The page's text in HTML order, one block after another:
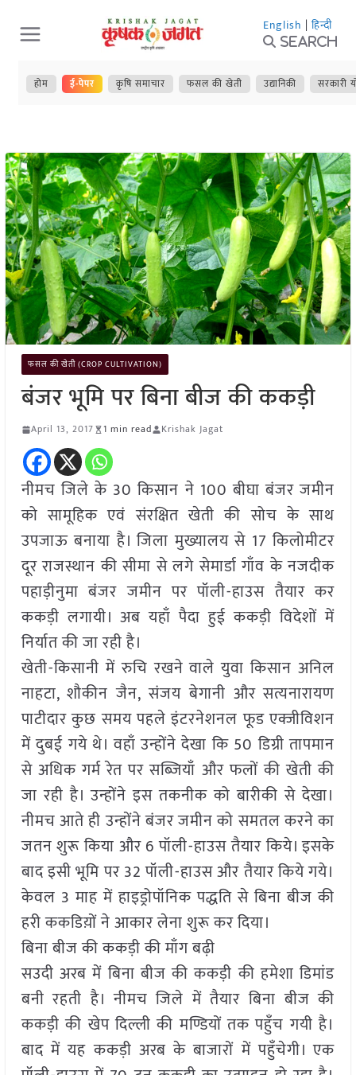
Skip
to
content
English | हिन्दी
Search
होम ई-पेपर कृषि समाचार फसल की खेती उद्यानिकी सरकारी
फसल की खेती (CROP CULTIVATION)
बंजर भूमि पर बिना बीज की ककड़ी
April 13, 2017 1 min read Krishak Jagat
नीमच जिले के 30 किसान ने 100 बीघा बंजर जमीन
को सामूहिक एवं संरक्षित खेती की सोच के साथ
उपजाऊ बनाया है। जिला मुख्यालय से 17 किलोमीटर
दूर राजस्थान की सीमा से लगे सेमार्डा गाँव के नजदीक
पहाड़ीनुमा बंजर जमीन पर पॉली-हाउस तैयार कर
ककड़ी लगायी। अब यहाँ पैदा हुई ककड़ी विदेशों में
निर्यात की जा रही है।
खेती-किसानी में रुचि रखने वाले युवा किसान अनिल
नाहटा, शौकीन जैन, संजय बेगानी और सत्यनारायण
पाटीदार कुछ समय पहले इंटरनेशनल फूड एक्जीविशन
में दुबई गये थे। वहाँ उन्होंने देखा कि 50 डिग्री तापमान
से अधिक गर्म रेत पर सब्जियाँ और फलों की खेती की
जा रही है। उन्होंने इस तकनीक को बारीकी से देखा।
नीमच आते ही उन्होंने बंजर जमीन को समतल करने का
जतन शुरू किया और 6 पॉली-हाउस तैयार किये। इसके
बाद इसी भूमि पर 32 पॉली-हाउस और तैयार किये गये।
केवल 3 माह में हाइड्रोपॉनिक पद्धति से बिना बीज की
हरी ककडिय़ों ने आकार लेना शुरू कर दिया।
बिना बीज की ककड़ी की माँग बढ़ी
सउदी अरब में बिना बीज की ककड़ी की हमेशा डिमांड
बनी रहती है। नीमच जिले में तैयार बिना बीज की
ककड़ी की खेप दिल्ली की मण्डियों तक पहुँच गयी है।
बाद में यह ककड़ी अरब के बाजारों में पहुँचेगी। एक